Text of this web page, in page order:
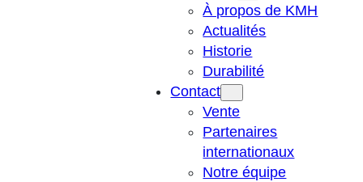
À propos de KMH
Actualités
Historie
Durabilité
Contact
Vente
Partenaires
internationaux
Notre équipe